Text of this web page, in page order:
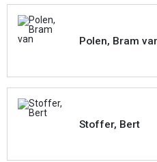
Polen, Bram
Stoffer, Bert